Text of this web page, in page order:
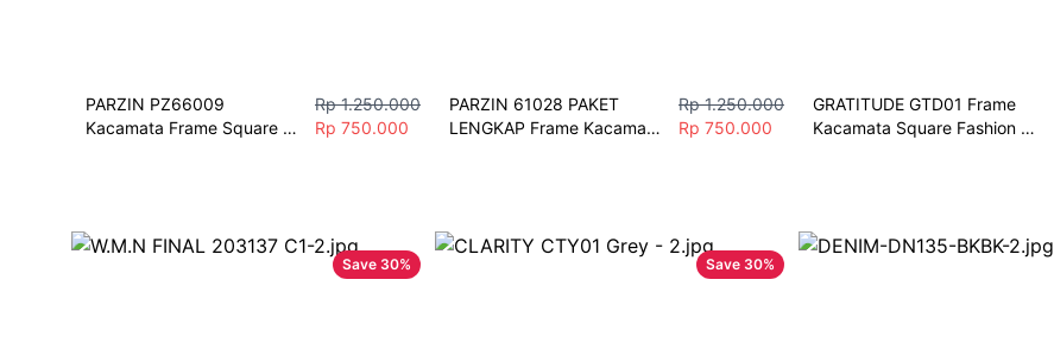
PARZIN PZ66009
Kacamata Frame Square
Rp 1.250.000
Rp 750.000
PARZIN 61028 PAKET
LENGKAP Frame Kacamata
Rp 1.250.000
Rp 750.000
GRATITUDE GTD01 Frame
Kacamata Square Fashion
Save 30% Save 30%